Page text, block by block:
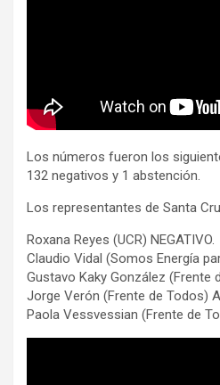
Los números fueron los
132 negativos y 1 abstención.
Los representantes de Santa
Roxana Reyes (UCR) NEGATIVO.
Claudio Vidal (Somos Energía
Gustavo Kaky González (Frente
Jorge Verón (Frente de Todos)
Paola Vessvessian (Frente de